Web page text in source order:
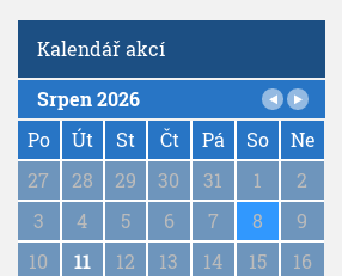
Kalendář akcí
P
a
g
a
Srpen 2026
Po
Út St Čt Pá So
Ne
27
28 29 30 31 1
2
3
4 5 6 7 8
9
10
11 12 13 14 15
16